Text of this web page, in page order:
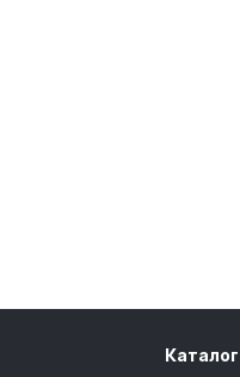
Каталог